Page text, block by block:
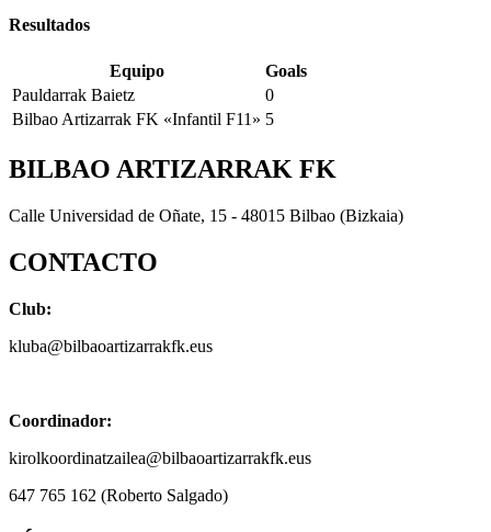
Resultados
Equipo
Goals
Pauldarrak Baietz
0
Bilbao Artizarrak FK «Infantil F11» 5
BILBAO ARTIZARRAK FK
Calle Universidad de Oñate, 15 - 48015 Bilbao (Bizkaia)
CONTACTO
Club:
kluba@bilbaoartizarrakfk.eus
Coordinador:
kirolkoordinatzailea@bilbaoartizarrakfk.eus
647 765 162 (Roberto Salgado)